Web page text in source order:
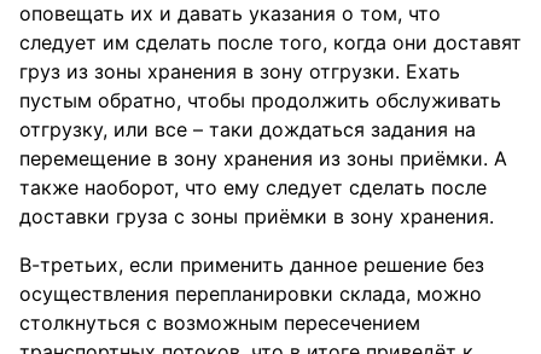
оповещать их и давать указания о том, что
следует им сделать после того, когда они доставят
груз из зоны хранения в зону отгрузки. Ехать
пустым обратно, чтобы продолжить обслуживать
отгрузку, или все – таки дождаться задания на
перемещение в зону хранения из зоны приёмки. А
также наоборот, что ему следует сделать после
доставки груза с зоны приёмки в зону хранения.
В-третьих, если применить данное решение без
осуществления перепланировки склада, можно
столкнуться с возможным пересечением